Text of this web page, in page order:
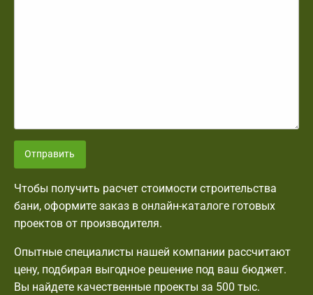
Отправить
Чтобы получить расчет стоимости строительства
бани, оформите заказ в онлайн-каталоге готовых
проектов от производителя.
Опытные специалисты нашей компании рассчитают
цену, подбирая выгодное решение под ваш бюджет.
Вы найдете качественные проекты за 500 тыс.